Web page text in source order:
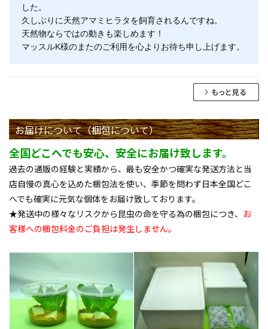
した。
久しぶりに天然アマミヒラタを飼育されるんですね。
天然物ならではの動きも楽しめます！
マッスルK様のまたのご利用を心よりお待ち申し上げます。
お届けについて（梱包について）
全国どこへでも安心、安全にお届け致します。
過去の通販の経験と実績から、最も安全かつ確実な発送方法と当
店自慢の真心を込めた梱包法を使い、季節を問わず日本全国どこ
へでも確実に元気な個体をお届け致しております。
★発送中の様々なリスクから昆虫の命を守る為の梱包につき、 お
客様への梱包料金のご負担は発生しません。